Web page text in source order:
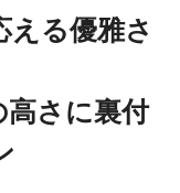
える優雅さ
高さに裏付